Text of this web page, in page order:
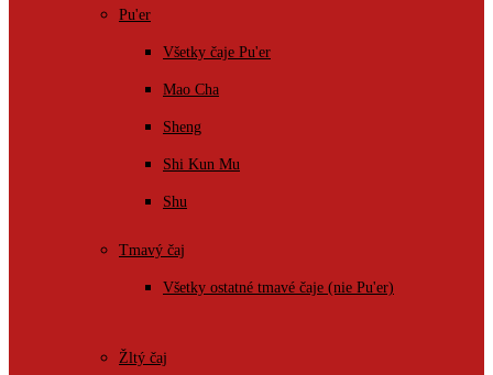
Pu'er
Všetky čaje Pu'er
Mao Cha
Sheng
Shi Kun Mu
Shu
Tmavý čaj
Všetky ostatné tmavé čaje (nie Pu'er)
Žltý čaj